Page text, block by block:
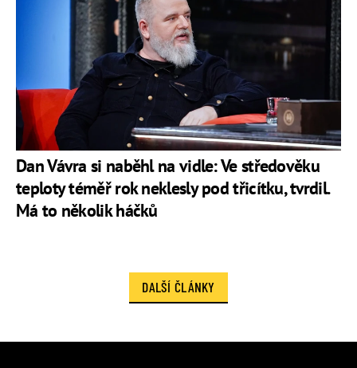
Dan Vávra si naběhl na vidle: Ve středověku
teploty téměř rok neklesly pod třicítku, tvrdil.
Má to několik háčků
DALŠÍ ČLÁNKY